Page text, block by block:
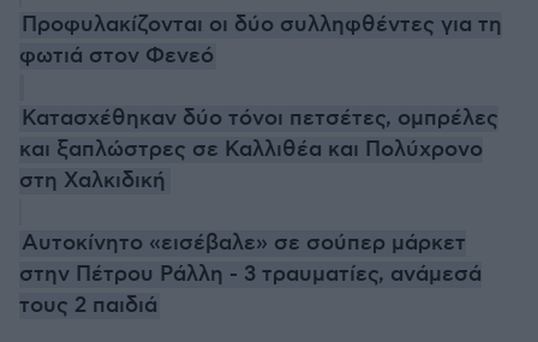
Προφυλακίζονται οι δύο συλληφθέντες για τη
φωτιά στον Φενεό
Κατασχέθηκαν δύο τόνοι πετσέτες, ομπρέλες
και ξαπλώστρες σε Καλλιθέα και Πολύχρονο
στη Χαλκιδική
Αυτοκίνητο «εισέβαλε» σε σούπερ μάρκετ
στην Πέτρου Ράλλη - 3 τραυματίες, ανάμεσά
τους 2 παιδιά